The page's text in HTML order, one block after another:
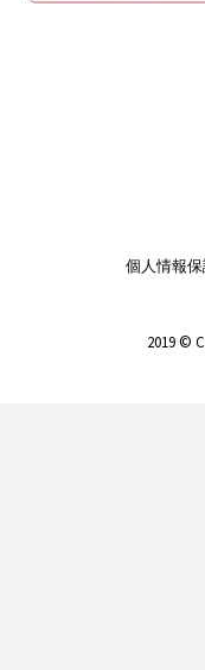
個人情報
2019 ©